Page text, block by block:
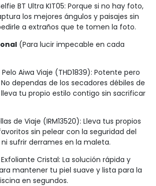
BT Ultra KIT05: Porque si no hay foto,
los mejores ángulos y paisajes sin
a extraños que te tomen la foto.
(Para lucir impecable en cada
Aiwa Viaje (THD1839): Potente pero
dependas de los secadores débiles de
tu propio estilo contigo sin sacrificar
de Viaje (IRM13520): Lleva tus propios
sin pelear con la seguridad del
sufrir derrames en la maleta.
Cristal: La solución rápida y
mantener tu piel suave y lista para la
en segundos.